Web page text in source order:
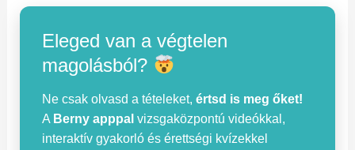
Eleged van a végtelen
magolásból?
Ne csak olvasd a tételeket,értsd is meg őket!
A Berny apppal vizsgaközpontú videókkal,
interaktív gyakorló és érettségi kvízekkel